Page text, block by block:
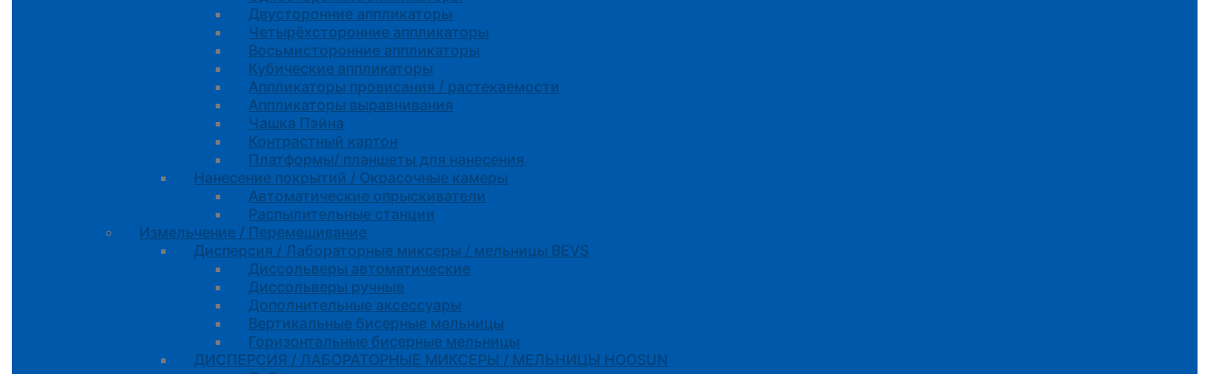
Двусторонние аппликаторы
Четырёхсторонние аппликаторы
Восьмисторонние аппликаторы
Кубические аппликаторы
Аппликаторы провисания / растекаемости
Аппликаторы выравнивания
Чашка Пэйна
Контрастный картон
Платформы/ планшеты для нанесения
Нанесение покрытий / Окрасочные камеры
Автоматические опрыскиватели
Распылительные станции
Измельчение / Перемешивание
Дисперсия / Лабораторные миксеры / мельницы BEVS
Диссольверы автоматические
Диссольверы ручные
Дополнительные аксессуары
Вертикальные бисерные мельницы
Горизонтальные бисерные мельницы
ДИСПЕРСИЯ / ЛАБОРАТОРНЫЕ МИКСЕРЫ / МЕЛЬНИЦЫ HOOSUN